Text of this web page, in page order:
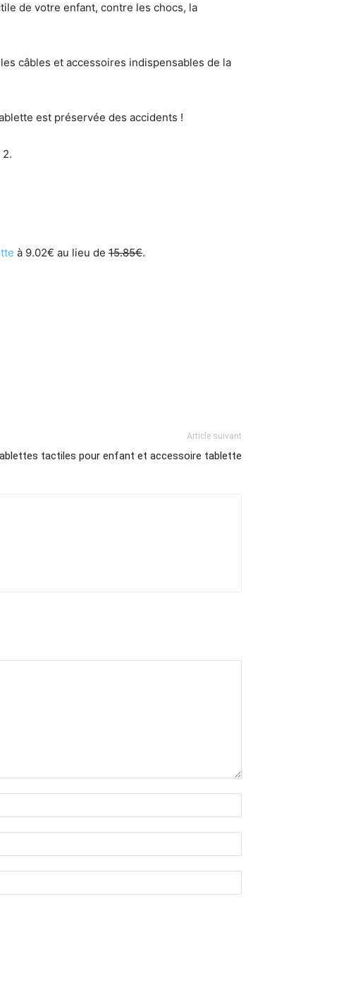
de votre enfant, contre les chocs, la
câbles et accessoires indispensables de la
est préservée des accidents !
à 9.02€ au lieu de 15.85€.
Article suivant
tactiles pour enfant et accessoire tablette